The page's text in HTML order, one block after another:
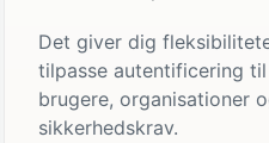
Det giver dig
tilpasse autentificering
brugere, organisationer
sikkerhedskrav.